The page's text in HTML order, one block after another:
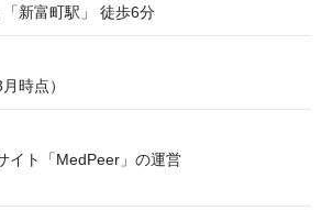
「新富町駅」 徒歩6分
時点）
イト「MedPeer」の運営